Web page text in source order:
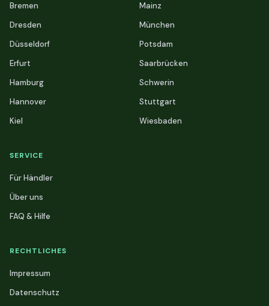
Bremen
Dresden
Düsseldorf
Erfurt
Hamburg
Hannover
Kiel
Mainz
München
Potsdam
Saarbrücken
Schwerin
Stuttgart
Wiesbaden
SERVICE
Für Händler
Über uns
FAQ & Hilfe
RECHTLICHES
Impressum
Datenschutz